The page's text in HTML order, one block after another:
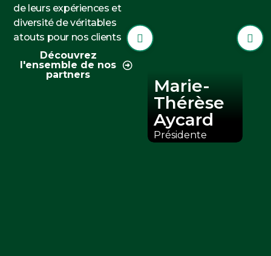
de leurs expériences et
diversité de véritables
atouts pour nos clients ​
Découvrez
l'ensemble de nos
partners
Marie-
Thérèse
Aycard
Présidente